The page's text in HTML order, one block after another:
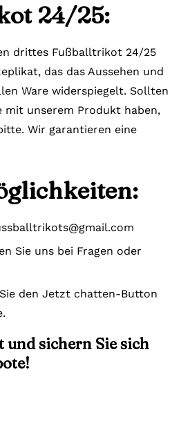
24/25:
drittes Fußballtrikot 24/25
das das Aussehen und
Ware widerspiegelt. Sollten
mit unserem Produkt haben,
Wir garantieren eine
Sie uns bei Fragen oder
den Jetzt chatten-Button
und sichern Sie sich